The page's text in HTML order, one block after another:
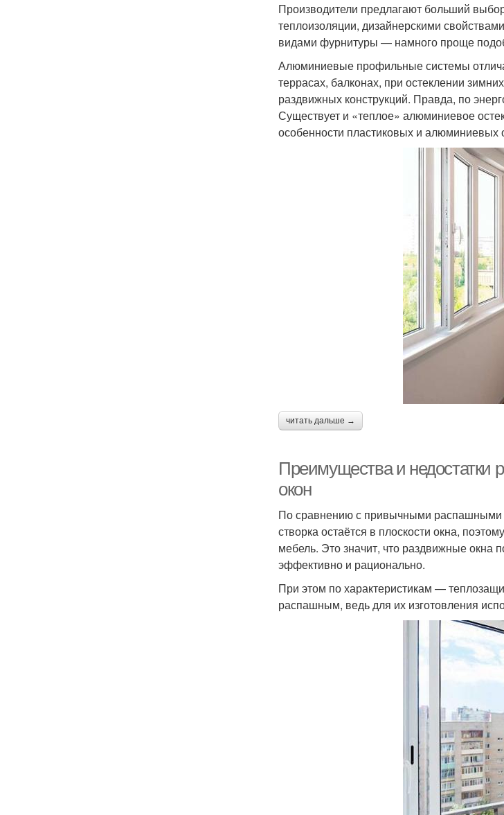
Производители предлагают больший
теплоизоляции, дизайнерскими
видами фурнитуры — намного проще
Алюминиевые профильные системы
террасах, балконах, при остеклении
раздвижных конструкций. Правда, по
Существует и «теплое» алюминиевое
особенности пластиковых и алюминиевых
читать дальше →
Преимущества и недостатки
окон
По сравнению с привычными распашными
створка остаётся в плоскости окна,
мебель. Это значит, что раздвижные окна
эффективно и рационально.
При этом по характеристикам —
распашным, ведь для их изготовления